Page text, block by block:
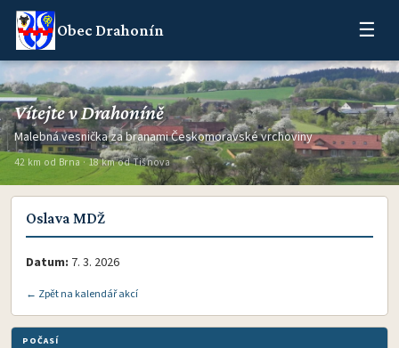
Obec Drahonín ☰
Vítejte v Drahoníně
Malebná vesnička za branami Českomoravské vrchoviny
42 km od Brna · 18 km od Tišnova
Oslava MDŽ
Datum: 7. 3. 2026
← Zpět na kalendář akcí
POČASÍ